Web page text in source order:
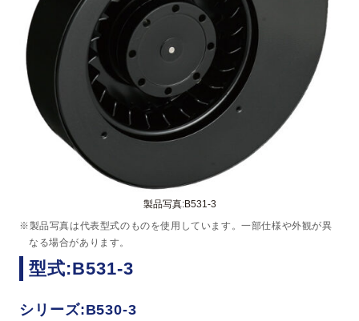
製品写真:B531-3
※製品写真は代表型式のものを使用しています。一部仕様や外観が異
なる場合があります。
型式:B531-3
シリーズ:B530-3